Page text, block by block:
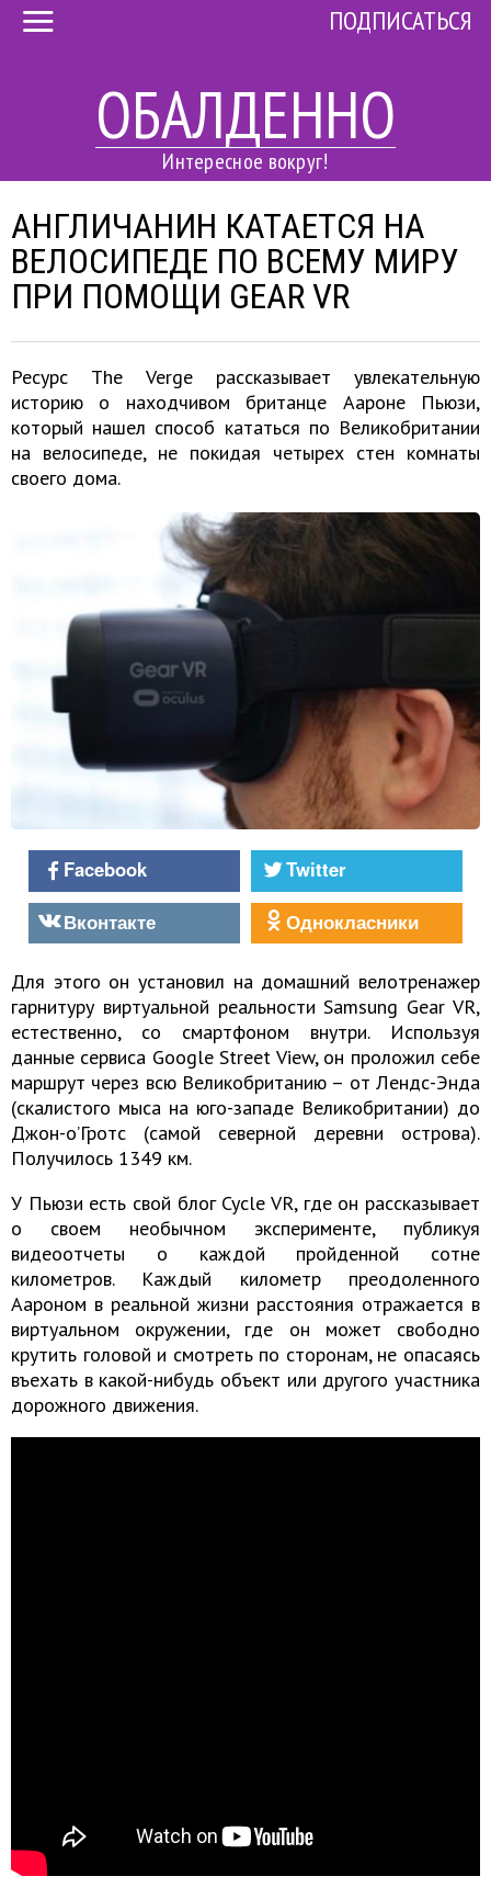
ОБАЛДЕННО
Интересное вокруг!
ПОДПИСАТЬСЯ
АНГЛИЧАНИН КАТАЕТСЯ НА
ВЕЛОСИПЕДЕ ПО ВСЕМУ МИРУ
ПРИ ПОМОЩИ GEAR VR
Ресурс The Verge рассказывает увлекательную
историю о находчивом британце Аароне Пьюзи,
который нашел способ кататься по Великобритании
на велосипеде, не покидая четырех стен комнаты
своего дома.
Facebook
Twitter
Вконтакте
Однокласники
Для этого он установил на домашний велотренажер
гарнитуру виртуальной реальности Samsung Gear VR,
естественно, со смартфоном внутри. Используя
данные сервиса Google Street View, он проложил себе
маршрут через всю Великобританию – от Лендс-Энда
(скалистого мыса на юго-западе Великобритании) до
Джон-о’Гротс (самой северной деревни острова).
Получилось 1349 км.
У Пьюзи есть свой блог Cycle VR, где он рассказывает
о своем необычном эксперименте, публикуя
видеоотчеты о каждой пройденной сотне
километров. Каждый километр преодоленного
Аароном в реальной жизни расстояния отражается в
виртуальном окружении, где он может свободно
крутить головой и смотреть по сторонам, не опасаясь
въехать в какой-нибудь объект или другого участника
дорожного движения.